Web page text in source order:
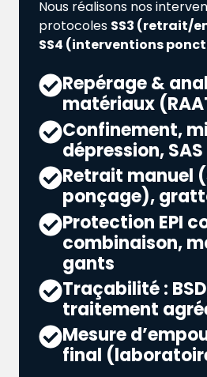
Nous réalisons nos
protocoles SS3 (retrait/
SS4 (interventions
Repérage &
matériaux
Confinement,
dépression,
Retrait manuel
ponçage),
Protection EPI
combinaison,
gants
Traçabilité :
traitement
Mesure
final